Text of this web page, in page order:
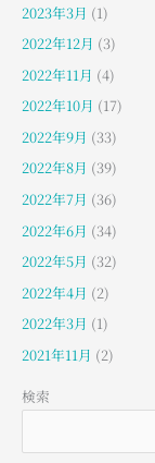
2023年3月 (1)
2022年12月 (3)
2022年11月 (4)
2022年10月 (17)
2022年9月 (33)
2022年8月 (39)
2022年7月 (36)
2022年6月 (34)
2022年5月 (32)
2022年4月 (2)
2022年3月 (1)
2021年11月 (2)
検索